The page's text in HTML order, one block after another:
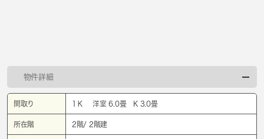
物件詳細
間取り 1Ｋ 洋室 6.0畳 K 3.0畳
所在階 2階/ 2階建